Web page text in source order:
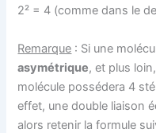
2² = 4 (comme dans le
Remarque : Si une
asymétrique, et plus loin,
molécule possédera 4
effet, une double liaison
alors retenir la formule